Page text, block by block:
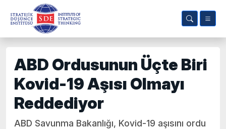
ABD Ordusunun Üçte Biri
Kovid-19 Aşısı Olmayı
Reddediyor
ABD Savunma Bakanlığı, Kovid-19 aşısını ordu